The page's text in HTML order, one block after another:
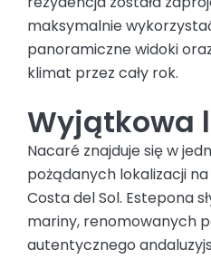
maksymalnie
panoramiczne widoki
klimat przez cały rok.
Wyjątkowa
Nacaré znajduje się w
pożądanych lokalizacji
Costa del Sol. Estepona
mariny, renomowanych
autentycznego